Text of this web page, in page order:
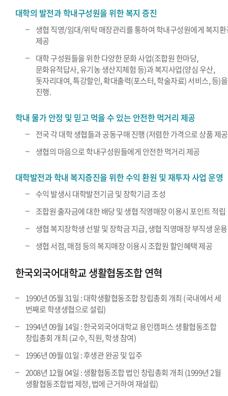
대학의 발전과 학내구성원을 위한 복지 증진
생협 직영/임대/위탁 매장관리를 통하여 학내구성원에게 복지
제공
대학 구성원들을 위한 다양한 문화 사업(조합원 한마당,
문화유적답사, 유기농 생산지체험 등)과 복지사업(양심 우산,
돗자리대여, 특강할인, 확대출력(포스터, 학술자료) 서비스, 등)을
진행.
학내 물가 안정 및 믿고 먹을 수 있는 안전한 먹거리 제공
전국 각 대학 생협들과 공동구매 진행 (저렴한 가격으로 상품 제
생협의 마음으로 학내구성원들에게 안전한 먹거리 제공
대학발전과 학내 복지증진을 위한 수익 환원 및 재투자 사업 운영
수익 발생시 대학발전기금 및 장학기금 조성
조합원 출자금에 대한 배당 및 생협 직영매장 이용시 포인트 적립
생협 복지장학생 선발 및 장학금 지급, 생협 직영매장 부직생 운용
생협 서점, 매점 등의 복지매장 이용시 조합원 할인혜택 제공
한국외국어대학교 생활협동조합 연혁
1990년 05월 31일 : 대학생활협동조합 창립총회 개최 (국내에서 세
번째로 학생생협으로 설립)
1994년 09월 14일 : 한국외국어대학교 용인캠퍼스 생활협동조합
창립총회 개최 (교수, 직원, 학생 참여)
1996년 09월 01일 : 후생관 완공 및 입주
2008년 12월 04일 : 생활협동조합 법인 창립총회 개최 (1999년 2월
생활협동조합법 제정, 법에 근거하여 재설립)